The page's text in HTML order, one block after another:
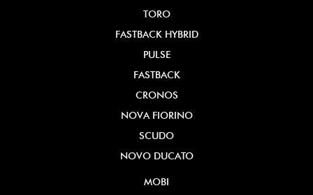
TORO
FASTBACK HYBRID
PULSE
FASTBACK
CRONOS
NOVA FIORINO
SCUDO
NOVO DUCATO
MOBI